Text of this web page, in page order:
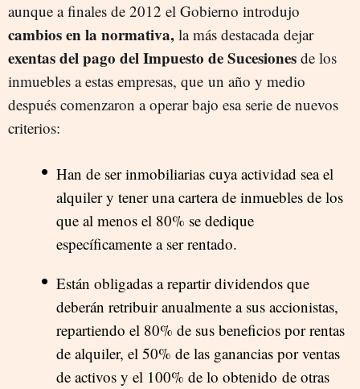
aunque a finales de 2012 el Gobierno introdujo
cambios en la normativa, la más destacada dejar
exentas del pago del Impuesto de Sucesiones de los
inmuebles a estas empresas, que un año y medio
después comenzaron a operar bajo esa serie de nuevos
criterios:
Han de ser inmobiliarias cuya actividad sea el
alquiler y tener una cartera de inmuebles de los
que al menos el 80% se dedique
específicamente a ser rentado.
Están obligadas a repartir dividendos que
deberán retribuir anualmente a sus accionistas,
repartiendo el 80% de sus beneficios por rentas
de alquiler, el 50% de las ganancias por ventas
de activos y el 100% de lo obtenido de otras